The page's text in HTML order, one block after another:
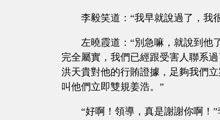
李毅笑道：“我早就說過了，我
左曉霞道：“別急嘛，就說到他
完全屬實，我們已經跟受害人聯系
洪天貴對他的行賄證據，足夠我們
叫他們立即雙規姜浩。”
“好啊！領導，真是謝謝你啊！